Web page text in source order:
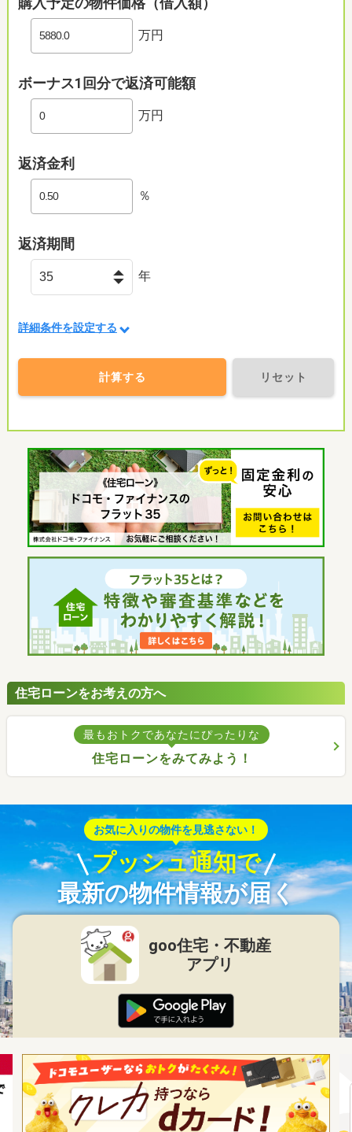
万円
ボーナス1回分で返済可能額
万円
返済金利
％
返済期間
年
詳細条件を設定する
計算する リセット
住宅ローンをお考えの方へ
最もおトクであなたにぴったりな
住宅ローンをみてみよう！
お気に入りの物件を見逃さない！
プッシュ通知で
最新の物件情報が届く
goo住宅・不動産
アプリ